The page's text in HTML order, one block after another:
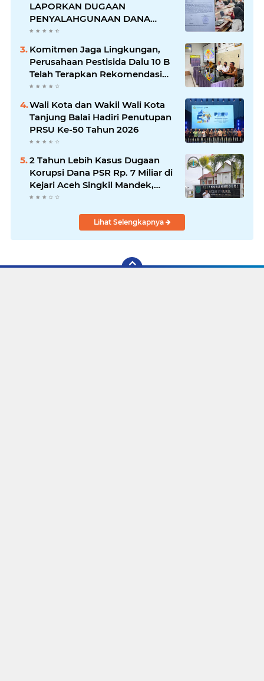
LAPORKAN DUGAAN
PENYALAHGUNAAN DANA
HIBAH RP4,1 MILIAR KE POLRES
SUBULUSSALAM
Komitmen Jaga Lingkungan,
Perusahaan Pestisida Dalu 10 B
Telah Terapkan Rekomendasi
Filter Udara DLH
Wali Kota dan Wakil Wali Kota
Tanjung Balai Hadiri Penutupan
PRSU Ke-50 Tahun 2026
2 Tahun Lebih Kasus Dugaan
Korupsi Dana PSR Rp. 7 Miliar di
Kejari Aceh Singkil Mandek,
Ketua LMR-RI Desak Kepastian
Lihat Selengkapnya